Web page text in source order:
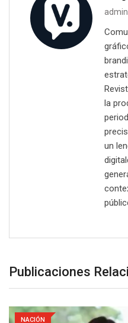
la
un
Publicaciones
NACIÓN